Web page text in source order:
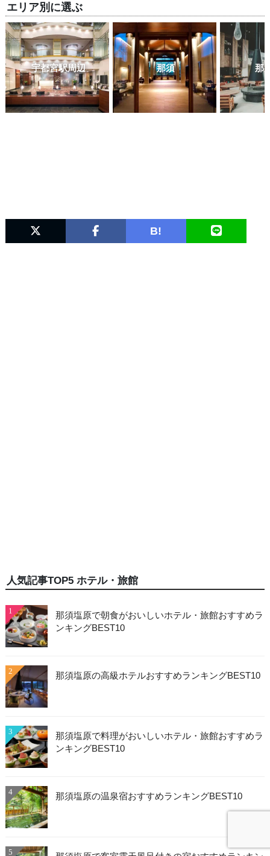
エリア別に選ぶ
宇都宮駅周辺 那須 那
B!
人気記事TOP5 ホテル・旅館
1
那須塩原で朝食がおいしいホテル・旅館おすすめラ
ンキングBEST10
2 那須塩原の高級ホテルおすすめランキングBEST10
3
那須塩原で料理がおいしいホテル・旅館おすすめラ
ンキングBEST10
4 那須塩原の温泉宿おすすめランキングBEST10
5